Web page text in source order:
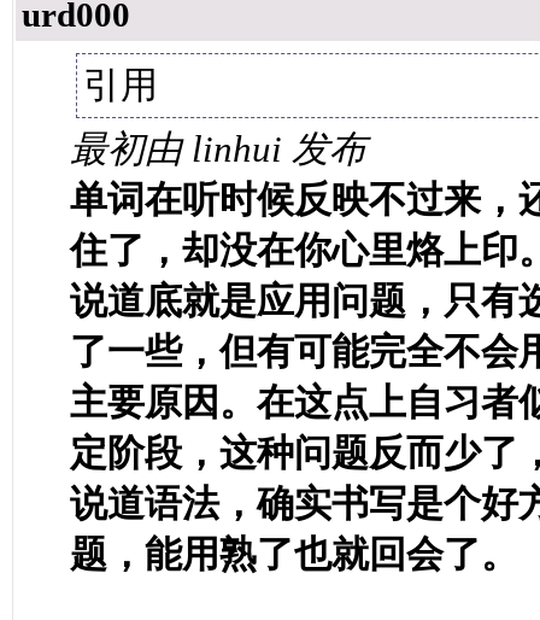
urd000
引用
最初由 linhui 发布
单词在听时候反映不过来，
住了，却没在你心里烙上印
说道底就是应用问题，只有
了一些，但有可能完全不会
主要原因。在这点上自习者
定阶段，这种问题反而少了
说道语法，确实书写是个好
题，能用熟了也就回会了。